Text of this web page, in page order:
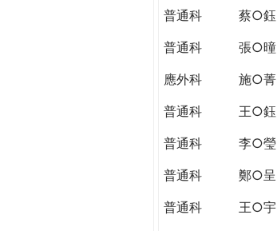
普通科
蔡○鈺
普通科
張○曈
應外科
施○菁
普通科
王○鈺
普通科
李○瑩
普通科
鄭○呈
普通科
王○宇